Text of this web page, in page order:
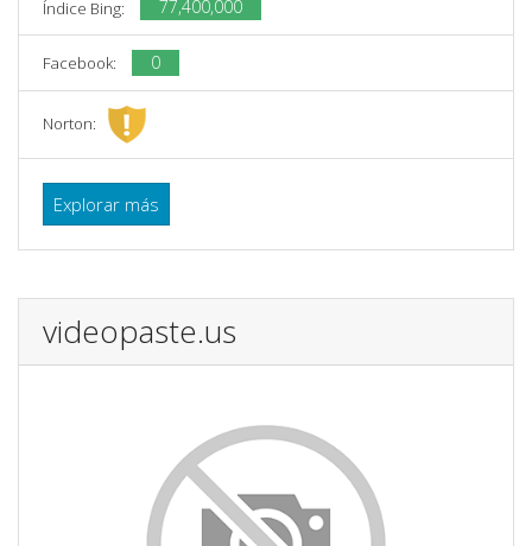
Índice Bing: 77,400,000
Facebook: 0
Norton:
Explorar más
videopaste.us